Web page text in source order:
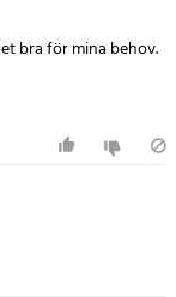
bra för mina behov.